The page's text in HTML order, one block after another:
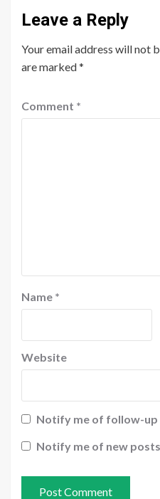
Leave a Reply
Your email address will not
are marked*
Comment *
Name *
Website
Notify me of follow-up
Notify me of new